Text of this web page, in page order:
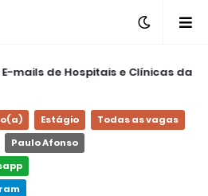
mails de Hospitais e Clínicas da
Estágio
Todas as vagas
Paulo Afonso